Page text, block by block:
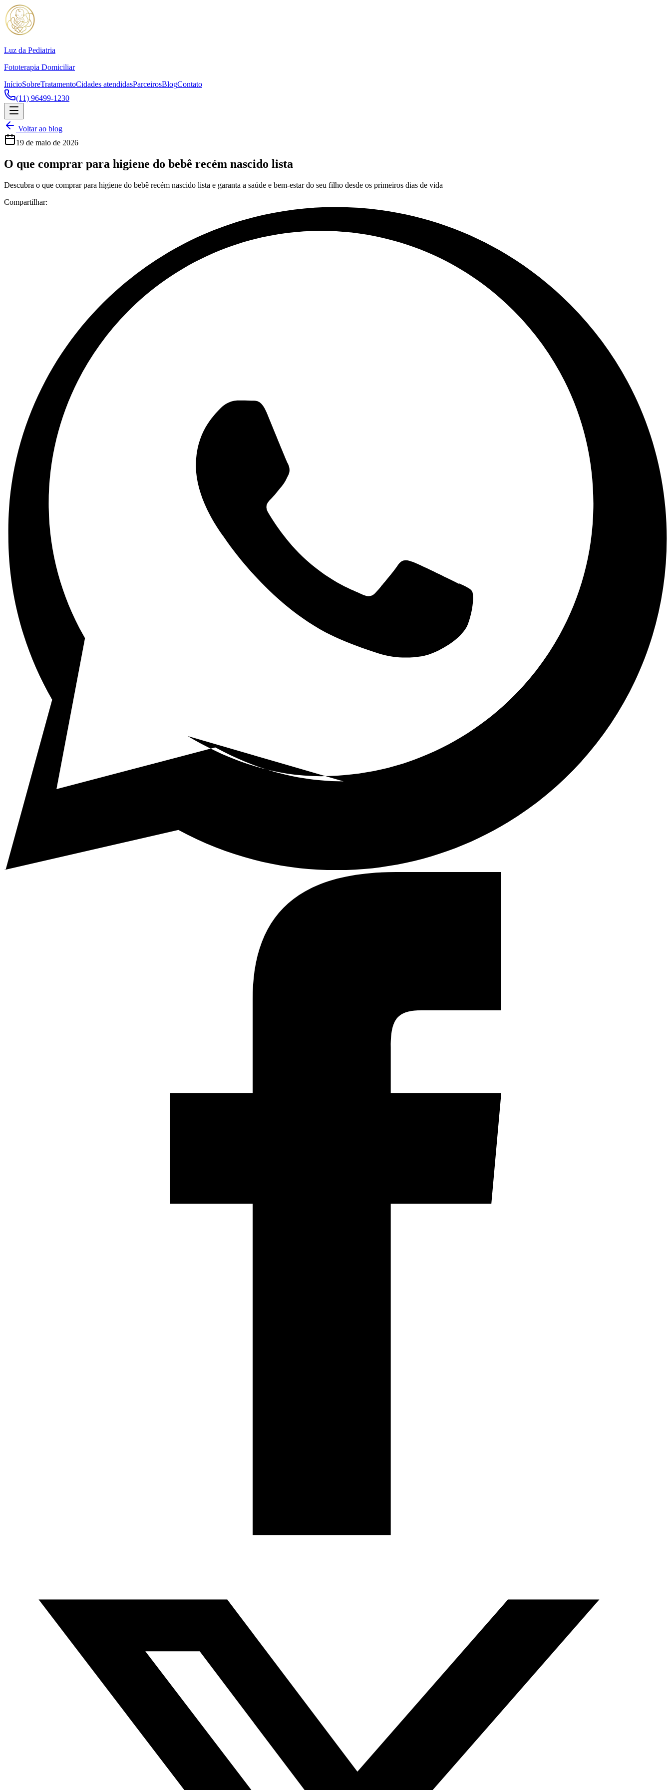
Luz da Pediatria
Fototerapia Domiciliar
InícioSobreTratamentoCidades atendidasParceirosBlogContato
(11) 96499-1230
Voltar ao blog
19 de maio de 2026
O que comprar para higiene do bebê recém nascido lista
Descubra o que comprar para higiene do bebê recém nascido lista e garanta a saúde e bem-estar do seu filho desde os primeiros dias de vida
Compartilhar: